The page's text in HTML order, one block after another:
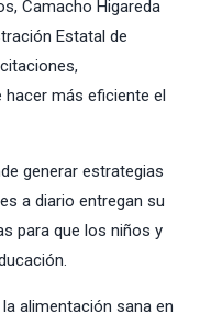
Camacho Higareda
Estatal de
más eficiente el
generar estrategias
a diario entregan su
para que los niños y
alimentación sana en